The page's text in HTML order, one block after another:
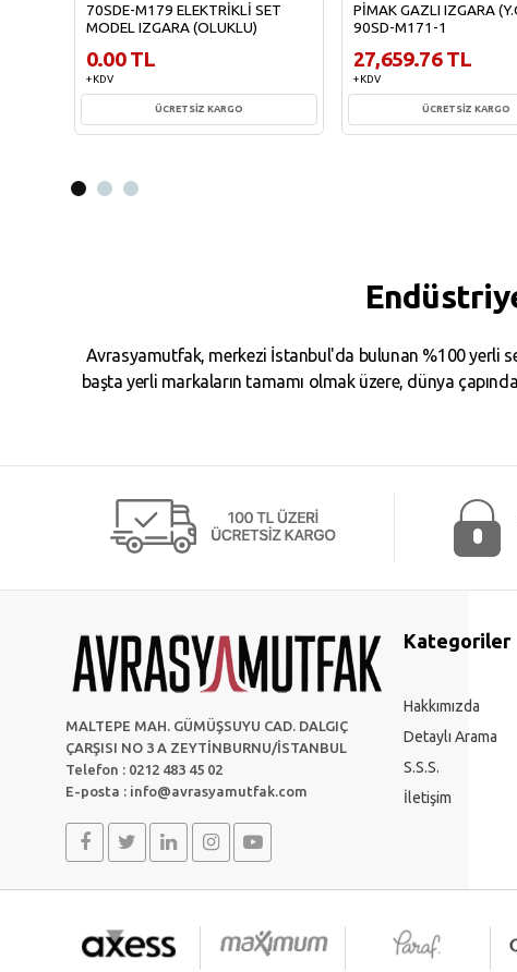
70SDE-M179 ELEKTRİKLİ SET
MODEL IZGARA (OLUKLU)
0.00 TL
+ KDV
ÜCRETSİZ KARGO
PİMAK GAZLI IZGARA
90SD-M171-1
27,659.76 TL
+ KDV
ÜCRETSİZ KARGO
Avrasyamutfak, merkezi İstanbul'da bulunan %100 yerli
başta yerli markaların tamamı olmak üzere, dünya
MALTEPE MAH. GÜMÜŞSUYU CAD. DALGIÇ
ÇARŞISI NO 3 A ZEYTİNBURNU/İSTANBUL
Telefon : 0212 483 45 02
E-posta : info@avrasyamutfak.com
Kategoriler
Hakkımızda
Detaylı Arama
S.S.S.
İletişim